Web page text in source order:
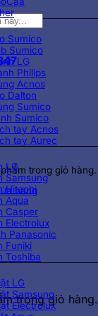
trong giỏ hàng.
hàng
trong giỏ hàng.
Sumico
Sumico
LG
Philips
Acnos
Dalton
Sumico
Sumico
tay Acnos
tay Aurec
LG
Samsung
Hitachi
Aqua
Casper
Electrolux
Panasonic
Funiki
Toshiba
LG
Samsung
Electrolux